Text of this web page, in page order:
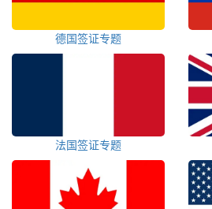
德国签证专题
法国签证专题